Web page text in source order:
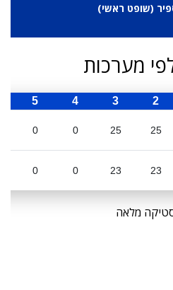
(שופט ראשי)
מערכות
2
3
4
5
25
25
0
0
23
23
0
0
מלאה